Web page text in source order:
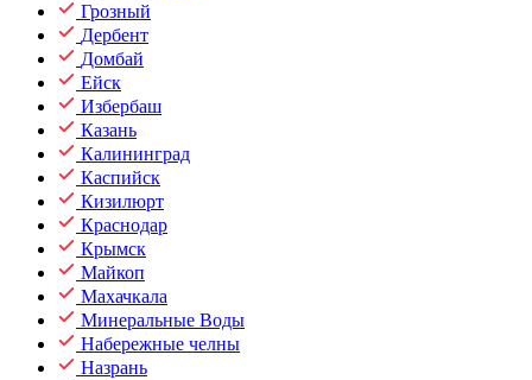
Грозный
Дербент
Домбай
Ейск
Избербаш
Казань
Калининград
Каспийск
Кизилюрт
Краснодар
Крымск
Майкоп
Махачкала
Минеральные Воды
Набережные челны
Назрань